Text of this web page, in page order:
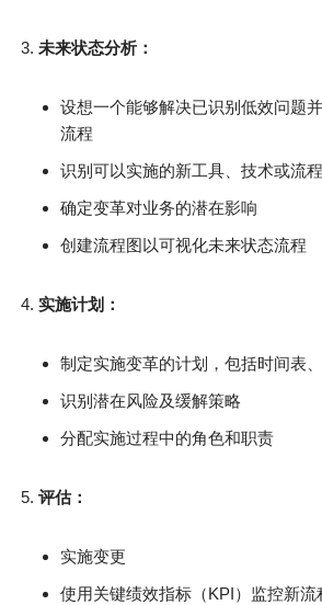
未来状态分析：
设想一个能够解决已识别低效问题
流程
识别可以实施的新工具、技术或流
确定变革对业务的潜在影响
创建流程图以可视化未来状态流程
实施计划：
制定实施变革的计划，包括时间表
识别潜在风险及缓解策略
分配实施过程中的角色和职责
评估：
实施变更
使用关键绩效指标（KPI）监控新流